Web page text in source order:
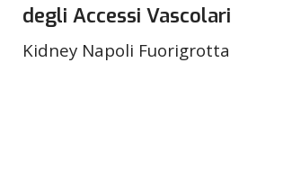
degli Accessi Vascolari
Kidney Napoli Fuorigrotta